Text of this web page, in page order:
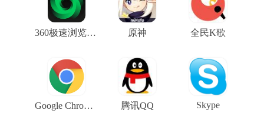
360极速浏览器X 原神 全民K歌
Google Chrome浏览器金丝雀版（Google Chrome Canary）V109.0.5414.3 64位下载 腾讯QQ Skype